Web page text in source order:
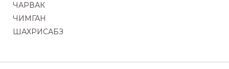
ЧАРВАК
ЧИМГАН
ШАХРИСАБЗ